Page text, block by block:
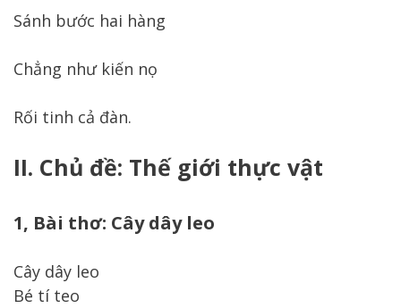
Sánh bước hai hàng
Chẳng như kiến nọ
Rối tinh cả đàn.
II. Chủ đề: Thế giới thực vật
1, Bài thơ: Cây dây leo
Cây dây leo
Bé tí teo